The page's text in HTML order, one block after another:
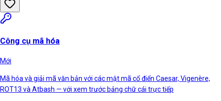
Công cụ mã hóa
Mới
Mã hóa và giải mã văn bản với các mật mã cổ điển Caesar, Vigenère,
ROT13 và Atbash — với xem trước bảng chữ cái trực tiếp